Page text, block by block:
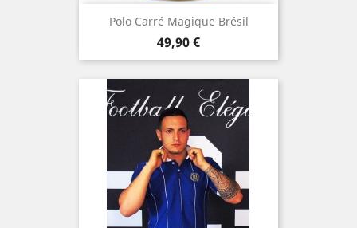
Polo Carré Magique Brésil
Prix
49,90 €